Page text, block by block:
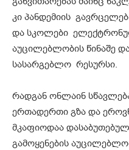
კი პანდემიის
და სკოლები
აუცილებლობის წინაშე
სასარგებლო რესურსი.
რადგან ონლაინ
ერთადერთი გზა და
მკაფიოდაა
გამოყენების